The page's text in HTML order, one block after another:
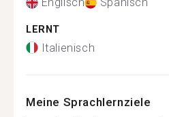
LERNT
Italienisch
Meine Sprachlernziele